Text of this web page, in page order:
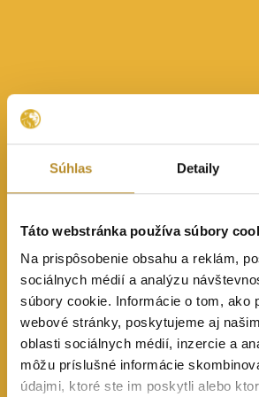
Súhlas Detaily
Táto webstránka používa súbory
Na prispôsobenie obsahu a reklám,
sociálnych médií a analýzu
súbory cookie. Informácie o tom, ako
webové stránky, poskytujeme aj
oblasti sociálnych médií, inzercie a
môžu príslušné informácie
údajmi, ktoré ste im poskytli alebo